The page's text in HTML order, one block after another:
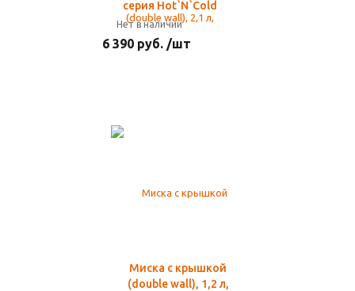
серия Hot`N`Cold
Нет в наличии
6 390 руб. /шт
Миска с крышкой
(double wall), 1,2 л,